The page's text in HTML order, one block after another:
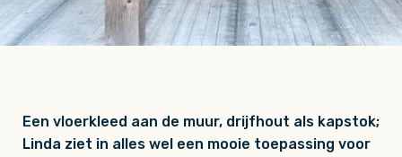
Een vloerkleed aan de muur, drijfhout als kapstok;
Linda ziet in alles wel een mooie toepassing voor